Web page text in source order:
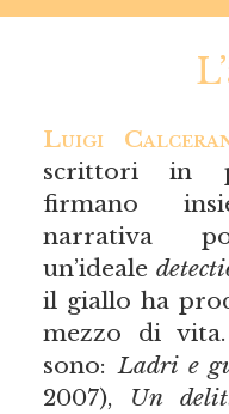
Luigi
scrittori in
firmano
narrativa
un’ideale
il giallo ha
mezzo di
sono:Ladri e
2007), Un